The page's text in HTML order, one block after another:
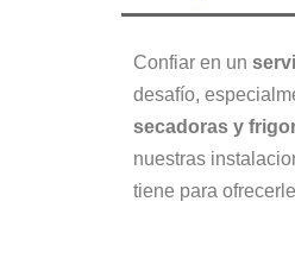
Confiar en un
desafío,
secadoras y
nuestras
tiene para